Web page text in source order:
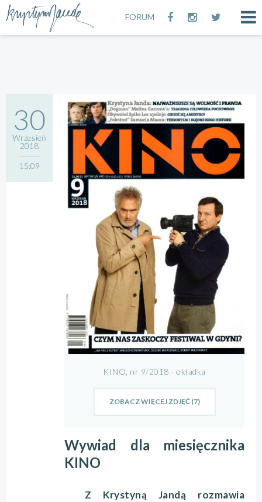
FORUM
30
Wrzesień
2018
15:09
KINO, nr 9/2018 - okładka
ZOBACZ WIĘCEJ ZDJĘĆ (7)
Wywiad dla miesięcznika
KINO
Z Krystyną Jandą rozmawia